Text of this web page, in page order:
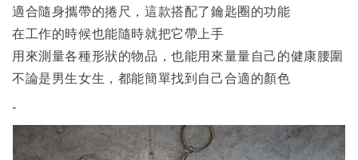
適合隨身攜帶的捲尺，這款搭配了鑰匙圈的功能
在工作的時候也能隨時就把它帶上手
用來測量各種形狀的物品，也能用來量量自己的健康腰圍
不論是男生女生，都能簡單找到自己合適的顏色
-